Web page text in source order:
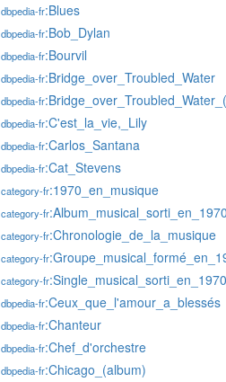
dbpedia-fr:Blues
dbpedia-fr:Bob_Dylan
dbpedia-fr:Bourvil
dbpedia-fr:Bridge_over_Troubled_Water
dbpedia-fr
dbpedia-fr:C'est_la_vie,_Lily
dbpedia-fr:Carlos_Santana
dbpedia-fr:Cat_Stevens
category-fr:1970_en_musique
category-fr
category-fr:Chronologie_de_la_musique
category-fr
category-fr:Single_musical_sorti_en_1970
dbpedia-fr:Ceux_que_l'amour_a_blessés
dbpedia-fr:Chanteur
dbpedia-fr:Chef_d'orchestre
dbpedia-fr:Chicago_(album)